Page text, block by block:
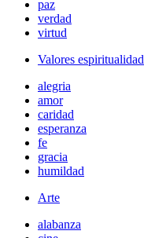
paz
verdad
virtud
Valores espiritualidad
alegria
amor
caridad
esperanza
fe
gracia
humildad
Arte
alabanza